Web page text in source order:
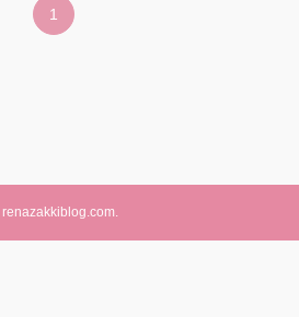
1
renazakkiblog.com.